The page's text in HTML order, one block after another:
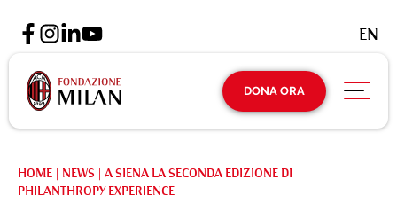
DONA ORA
EN
HOME | NEWS | A SIENA LA SECONDA EDIZIONE DI
PHILANTHROPY EXPERIENCE